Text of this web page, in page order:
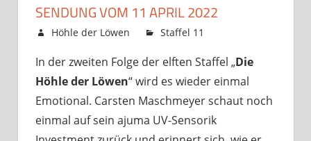
SENDUNG VOM 11 APRIL 2022
6. April 2022
Höhle der Löwen Staffel 11
11
In der zweiten Folge der elften Staffel „Die
Höhle der Löwen“ wird es wieder einmal
Emotional. Carsten Maschmeyer schaut noch
einmal auf sein ajuma UV-Sensorik